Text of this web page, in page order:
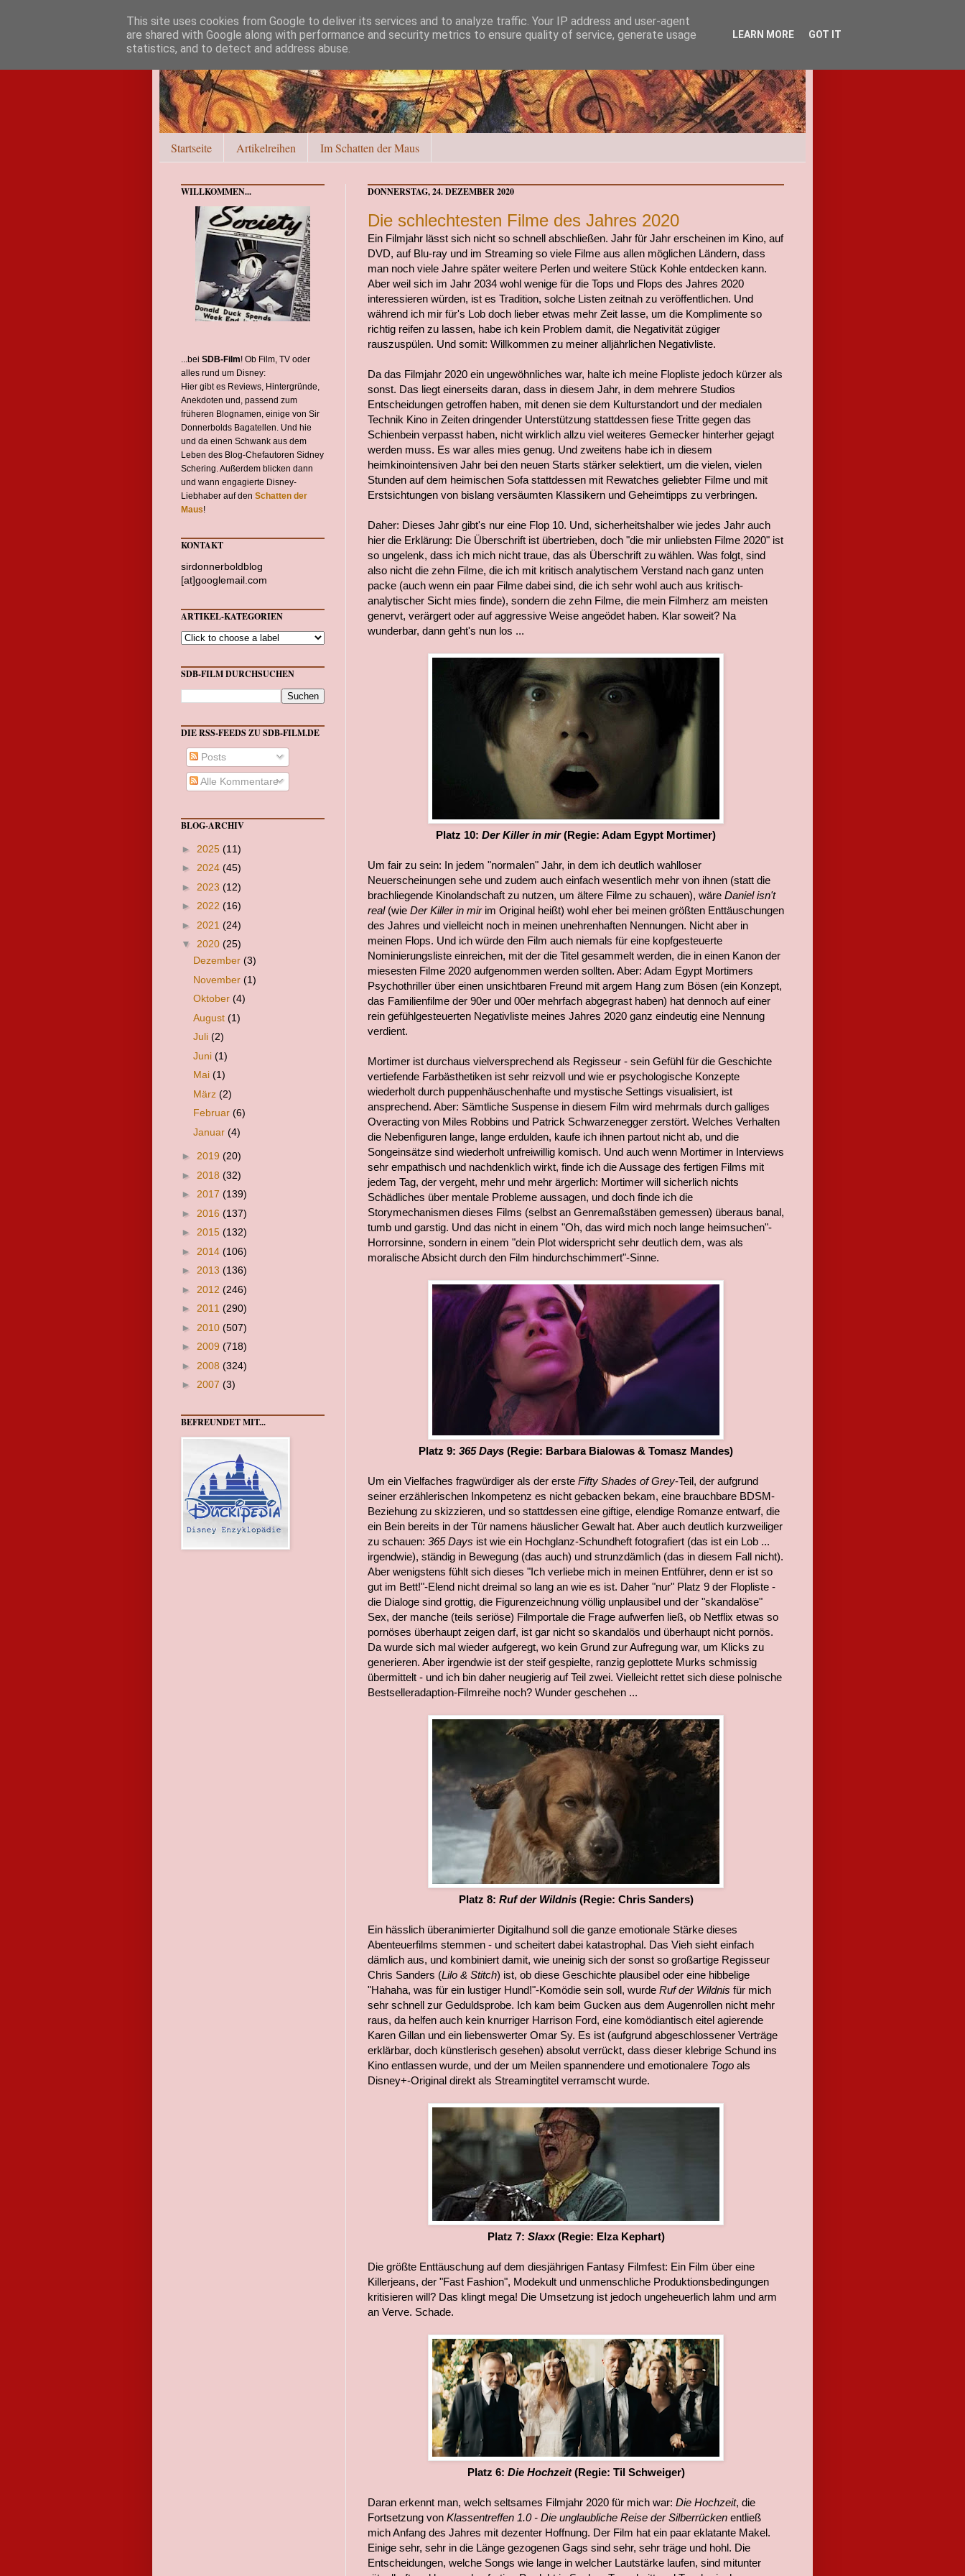
Startseite Artikelreihen Im Schatten der Maus
DONNERSTAG, 24. DEZEMBER 2020
Die schlechtesten Filme des Jahres 2020
Ein Filmjahr lässt sich nicht so schnell abschließen. Jahr für Jahr erscheinen im Kino, auf
DVD, auf Blu-ray und im Streaming so viele Filme aus allen möglichen Ländern, dass
man noch viele Jahre später weitere Perlen und weitere Stück Kohle entdecken kann.
Aber weil sich im Jahr 2034 wohl wenige für die Tops und Flops des Jahres 2020
interessieren würden, ist es Tradition, solche Listen zeitnah zu veröffentlichen. Und
während ich mir für's Lob doch lieber etwas mehr Zeit lasse, um die Komplimente so
richtig reifen zu lassen, habe ich kein Problem damit, die Negativität zügiger
rauszuspülen. Und somit: Willkommen zu meiner alljährlichen Negativliste.
Da das Filmjahr 2020 ein ungewöhnliches war, halte ich meine Flopliste jedoch kürzer als
sonst. Das liegt einerseits daran, dass in diesem Jahr, in dem mehrere Studios
Entscheidungen getroffen haben, mit denen sie dem Kulturstandort und der medialen
Technik Kino in Zeiten dringender Unterstützung stattdessen fiese Tritte gegen das
Schienbein verpasst haben, nicht wirklich allzu viel weiteres Gemecker hinterher gejagt
werden muss. Es war alles mies genug. Und zweitens habe ich in diesem
heimkinointensiven Jahr bei den neuen Starts stärker selektiert, um die vielen, vielen
Stunden auf dem heimischen Sofa stattdessen mit Rewatches geliebter Filme und mit
Erstsichtungen von bislang versäumten Klassikern und Geheimtipps zu verbringen.
Daher: Dieses Jahr gibt's nur eine Flop 10. Und, sicherheitshalber wie jedes Jahr auch
hier die Erklärung: Die Überschrift ist übertrieben, doch "die mir unliebsten Filme 2020" ist
so ungelenk, dass ich mich nicht traue, das als Überschrift zu wählen. Was folgt, sind
also nicht die zehn Filme, die ich mit kritisch analytischem Verstand nach ganz unten
packe (auch wenn ein paar Filme dabei sind, die ich sehr wohl auch aus kritisch-
analytischer Sicht mies finde), sondern die zehn Filme, die mein Filmherz am meisten
genervt, verärgert oder auf aggressive Weise angeödet haben. Klar soweit? Na
wunderbar, dann geht's nun los ...
Platz 10: Der Killer in mir(Regie: Adam Egypt Mortimer)
Um fair zu sein: In jedem "normalen" Jahr, in dem ich deutlich wahlloser
Neuerscheinungen sehe und zudem auch einfach wesentlich mehr von ihnen (statt die
brachliegende Kinolandschaft zu nutzen, um ältere Filme zu schauen), wäre Daniel isn't
real (wie Der Killer in mir im Original heißt) wohl eher bei meinen größten Enttäuschungen
des Jahres und vielleicht noch in meinen unehrenhaften Nennungen. Nicht aber in
meinen Flops. Und ich würde den Film auch niemals für eine kopfgesteuerte
Nominierungsliste einreichen, mit der die Titel gesammelt werden, die in einen Kanon der
miesesten Filme 2020 aufgenommen werden sollten. Aber: Adam Egypt Mortimers
Psychothriller über einen unsichtbaren Freund mit argem Hang zum Bösen (ein Konzept,
das Familienfilme der 90er und 00er mehrfach abgegrast haben) hat dennoch auf einer
rein gefühlgesteuerten Negativliste meines Jahres 2020 ganz eindeutig eine Nennung
verdient.
Mortimer ist durchaus vielversprechend als Regisseur - sein Gefühl für die Geschichte
vertiefende Farbästhetiken ist sehr reizvoll und wie er psychologische Konzepte
wiederholt durch puppenhäuschenhafte und mystische Settings visualisiert, ist
ansprechend. Aber: Sämtliche Suspense in diesem Film wird mehrmals durch galliges
Overacting von Miles Robbins und Patrick Schwarzenegger zerstört. Welches Verhalten
die Nebenfiguren lange, lange erdulden, kaufe ich ihnen partout nicht ab, und die
Songeinsätze sind wiederholt unfreiwillig komisch. Und auch wenn Mortimer in Interviews
sehr empathisch und nachdenklich wirkt, finde ich die Aussage des fertigen Films mit
jedem Tag, der vergeht, mehr und mehr ärgerlich: Mortimer will sicherlich nichts
Schädliches über mentale Probleme aussagen, und doch finde ich die
Storymechanismen dieses Films (selbst an Genremaßstäben gemessen) überaus banal,
tumb und garstig. Und das nicht in einem "Oh, das wird mich noch lange heimsuchen"-
Horrorsinne, sondern in einem "dein Plot widerspricht sehr deutlich dem, was als
moralische Absicht durch den Film hindurchschimmert"-Sinne.
Platz 9: 365 Days (Regie: Barbara Bialowas & Tomasz Mandes)
Um ein Vielfaches fragwürdiger als der erste Fifty Shades of Grey-Teil, der aufgrund
seiner erzählerischen Inkompetenz es nicht gebacken bekam, eine brauchbare BDSM-
Beziehung zu skizzieren, und so stattdessen eine giftige, elendige Romanze entwarf, die
ein Bein bereits in der Tür namens häuslicher Gewalt hat. Aber auch deutlich kurzweiliger
zu schauen: 365 Days ist wie ein Hochglanz-Schundheft fotografiert (das ist ein Lob ...
irgendwie), ständig in Bewegung (das auch) und strunzdämlich (das in diesem Fall nicht).
Aber wenigstens fühlt sich dieses "Ich verliebe mich in meinen Entführer, denn er ist so
gut im Bett!"-Elend nicht dreimal so lang an wie es ist. Daher "nur" Platz 9 der Flopliste -
die Dialoge sind grottig, die Figurenzeichnung völlig unplausibel und der "skandalöse"
Sex, der manche (teils seriöse) Filmportale die Frage aufwerfen ließ, ob Netflix etwas so
pornöses überhaupt zeigen darf, ist gar nicht so skandalös und überhaupt nicht pornös.
Da wurde sich mal wieder aufgeregt, wo kein Grund zur Aufregung war, um Klicks zu
generieren. Aber irgendwie ist der steif gespielte, ranzig geplottete Murks schmissig
übermittelt - und ich bin daher neugierig auf Teil zwei. Vielleicht rettet sich diese polnische
Bestselleradaption-Filmreihe noch? Wunder geschehen ...
Platz 8: Ruf der Wildnis (Regie: Chris Sanders)
Ein hässlich überanimierter Digitalhund soll die ganze emotionale Stärke dieses
Abenteuerfilms stemmen - und scheitert dabei katastrophal. Das Vieh sieht einfach
dämlich aus, und kombiniert damit, wie uneinig sich der sonst so großartige Regisseur
Chris Sanders (Lilo & Stitch) ist, ob diese Geschichte plausibel oder eine hibbelige
"Hahaha, was für ein lustiger Hund!"-Komödie sein soll, wurde Ruf der Wildnis für mich
sehr schnell zur Geduldsprobe. Ich kam beim Gucken aus dem Augenrollen nicht mehr
raus, da helfen auch kein knurriger Harrison Ford, eine komödiantisch eitel agierende
Karen Gillan und ein liebenswerter Omar Sy. Es ist (aufgrund abgeschlossener Verträge
erklärbar, doch künstlerisch gesehen) absolut verrückt, dass dieser klebrige Schund ins
Kino entlassen wurde, und der um Meilen spannendere und emotionalere Togo als
Disney+-Original direkt als Streamingtitel verramscht wurde.
Platz 7: Slaxx(Regie: Elza Kephart)
Die größte Enttäuschung auf dem diesjährigen Fantasy Filmfest: Ein Film über eine
Killerjeans, der "Fast Fashion", Modekult und unmenschliche Produktionsbedingungen
kritisieren will? Das klingt mega! Die Umsetzung ist jedoch ungeheuerlich lahm und arm
an Verve. Schade.
Platz 6: Die Hochzeit(Regie: Til Schweiger)
Daran erkennt man, welch seltsames Filmjahr 2020 für mich war: Die Hochzeit, die
Fortsetzung von Klassentreffen 1.0 - Die unglaubliche Reise der Silberrücken entließ
mich Anfang des Jahres mit dezenter Hoffnung. Der Film hat ein paar eklatante Makel.
Einige sehr, sehr in die Länge gezogenen Gags sind sehr, sehr träge und hohl. Die
Entscheidungen, welche Songs wie lange in welcher Lautstärke laufen, sind mitunter
WILLKOMMEN...
...bei SDB-Film! Ob Film, TV oder
alles rund um Disney:
Hier gibt es Reviews, Hintergründe,
Anekdoten und, passend zum
früheren Blognamen, einige von Sir
Donnerbolds Bagatellen. Und hie
und da einen Schwank aus dem
Leben des Blog-Chefautoren Sidney
Schering. Außerdem blicken dann
und wann engagierte Disney-
Liebhaber auf den Schatten der
Maus!
KONTAKT
sirdonnerboldblog
[at]googlemail.com
ARTIKEL-KATEGORIEN
SDB-FILM DURCHSUCHEN
DIE RSS-FEEDS ZU SDB-FILM.DE
Posts
Alle Kommentare
BLOG-ARCHIV
► 2025 (11)
► 2024 (45)
► 2023 (12)
► 2022 (16)
► 2021 (24)
▼ 2020 (25)
Dezember (3)
November (1)
Oktober (4)
August (1)
Juli (2)
Juni (1)
Mai (1)
März (2)
Februar (6)
Januar (4)
► 2019 (20)
► 2018 (32)
► 2017 (139)
► 2016 (137)
► 2015 (132)
► 2014 (106)
► 2013 (136)
► 2012 (246)
► 2011 (290)
► 2010 (507)
► 2009 (718)
► 2008 (324)
► 2007 (3)
BEFREUNDET MIT...
This site uses cookies from Google to deliver its services and to analyze traffic. Your IP address and user-agent
are shared with Google along with performance and security metrics to ensure quality of service, generate usage
statistics, and to detect and address abuse.
LEARN MORE GOT IT